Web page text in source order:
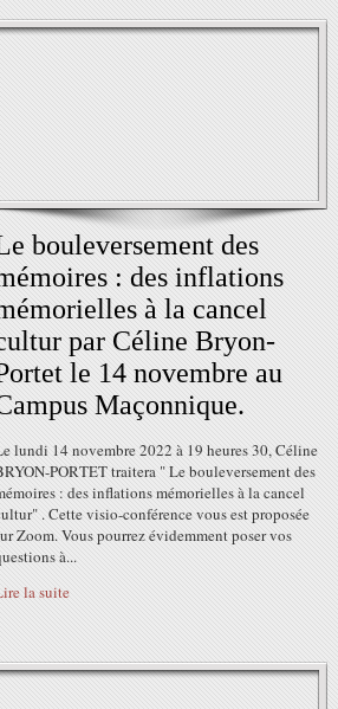
bouleversement des
: des inflations
à la cancel
par Céline Bryon-
le 14 novembre au
Maçonnique.
lundi 14 novembre 2022 à 19 heures 30, Céline
PORTET traitera " Le bouleversement des
: des inflations mémorielles à la cancel
. Cette visio-conférence vous est proposée
Zoom. Vous pourrez évidemment poser vos
à...
la suite